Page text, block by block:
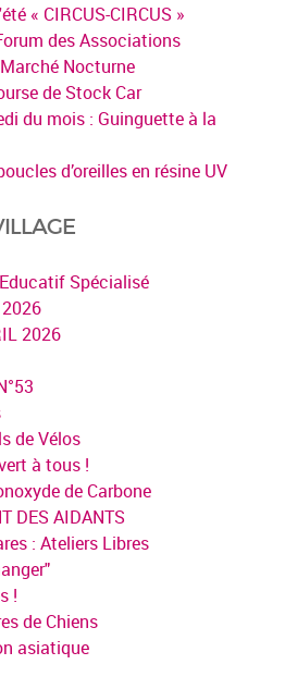
« CIRCUS-CIRCUS »
des Associations
Nocturne
de Stock Car
du mois : Guinguette à la
d’oreilles en résine UV
Spécialisé
2026
2026
de Vélos
à tous !
de Carbone
DES AIDANTS
: Ateliers Libres
!
de Chiens
asiatique